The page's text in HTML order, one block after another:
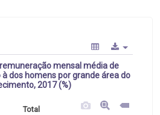
mensal média de
dos homens por grande área do
2017 (%)
Total